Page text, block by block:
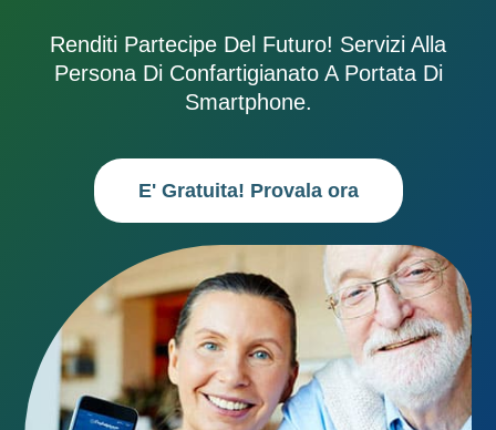
Renditi Partecipe Del Futuro! Servizi Alla
Persona Di Confartigianato A Portata Di
Smartphone.
E' Gratuita! Provala ora